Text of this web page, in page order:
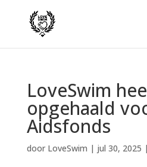
LoveSwim
opgehaald
Aidsfonds
door LoveSwim | jul 30, 2025 |